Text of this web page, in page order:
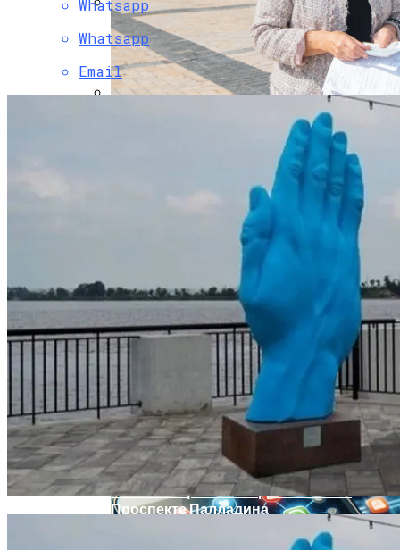
Растущая Концентрация Власти В
Руках Си Цзиньпина: Мир Не Обмануть
Коронавирус В США Оказался
Смертоноснее «испанки» 1918 Года
Извержение Вулкана На Юге Исландии:
Чрезвычайное Положение И Эвакуация
В «Борисполе» Поселилась Украинка,
Депортированная Из Казахстана
В Киеве Ограничили Движение На
Проспекте Палладина
Whatsapp
Whatsapp
Email